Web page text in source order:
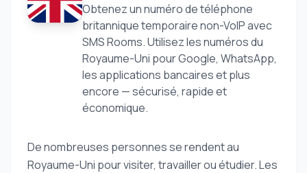
Obtenez un numéro de téléphone
britannique temporaire non-VoIP avec
SMS Rooms. Utilisez les numéros du
Royaume-Uni pour Google, WhatsApp,
les applications bancaires et plus
encore — sécurisé, rapide et
économique.
De nombreuses personnes se rendent au
Royaume-Uni pour visiter, travailler ou étudier. Les